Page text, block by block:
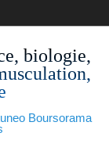
biologie,
Boursorama